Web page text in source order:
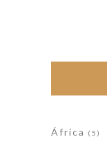
África (5)